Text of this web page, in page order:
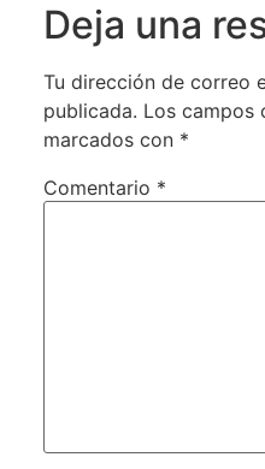
Deja una
Tu dirección de correo
publicada. Los campos
marcados con *
Comentario *